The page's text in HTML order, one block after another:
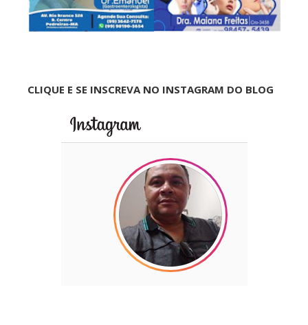
CLIQUE E SE INSCREVA NO INSTAGRAM DO BLOG